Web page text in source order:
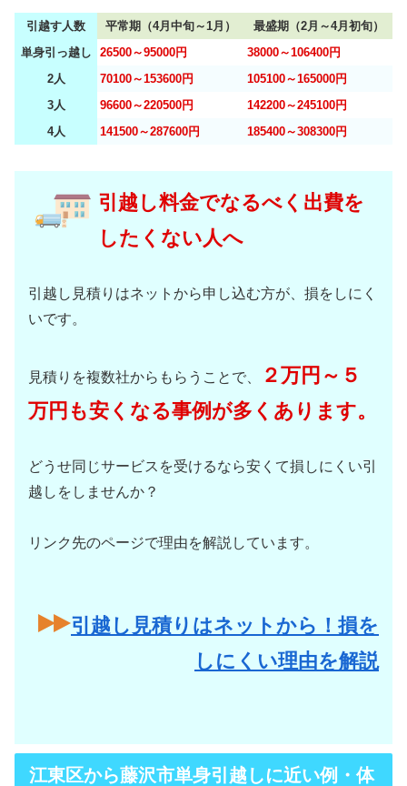
引越す人数 平常期（4月中旬～1月）
最盛期（2月～4月初旬）
単身引っ越し
26500～95000円
38000～106400円
2人
70100～153600円
105100～165000円
3人
96600～220500円
142200～245100円
4人
141500～287600円 185400～308300円
引越し料金でなるべく出費を
したくない人へ
引越し見積りはネットから申し込む方が、損をしにく
いです。
見積りを複数社からもらうことで、
２万円～５
万円も安くなる事例が多くあります。
どうせ同じサービスを受けるなら安くて損しにくい引
越しをしませんか？
リンク先のページで理由を解説しています。
引越し見積りはネットから！損を
しにくい理由を解説
江東区から藤沢市単身引越しに近い例・体